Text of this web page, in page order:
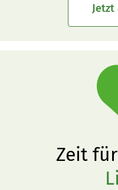
Jetzt
Zeit